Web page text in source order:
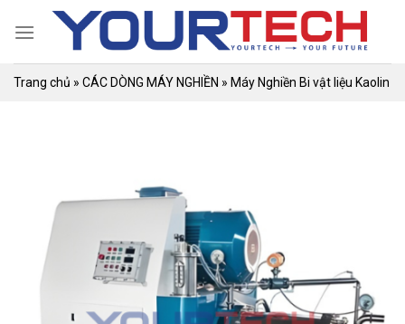
Trang chủ » CÁC DÒNG MÁY NGHIỀN » Máy Nghiền Bi vật liệu Kaolin